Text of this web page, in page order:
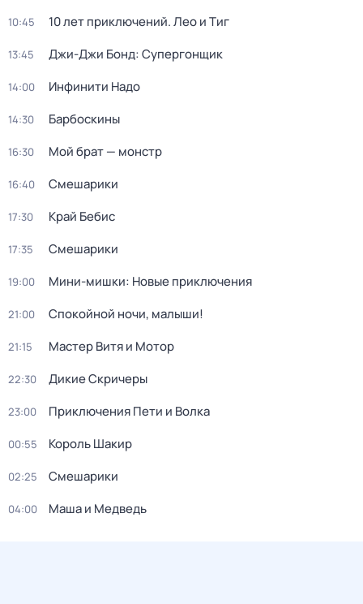
10:45 10 лет приключений. Лео и Тиг
13:45 Джи-Джи Бонд: Супергонщик
14:00 Инфинити Надо
14:30 Барбоскины
16:30 Мой брат — монстр
16:40 Смешарики
17:30 Край Бебис
17:35 Смешарики
19:00 Мини-мишки: Новые приключения
21:00 Спокойной ночи, малыши!
21:15 Мастер Витя и Мотор
22:30 Дикие Скричеры
23:00 Приключения Пети и Волка
00:55 Король Шакир
02:25 Смешарики
04:00 Маша и Медведь